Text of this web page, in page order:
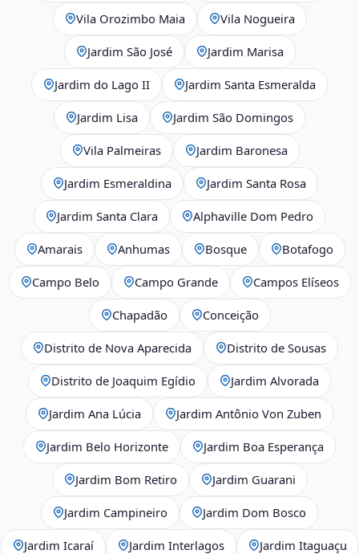
Vila Orozimbo Maia Vila Nogueira
Jardim São José Jardim Marisa
Jardim do Lago II Jardim Santa Esmeralda
Jardim Lisa Jardim São Domingos
Vila Palmeiras Jardim Baronesa
Jardim Esmeraldina Jardim Santa Rosa
Jardim Santa Clara Alphaville Dom Pedro
Amarais Anhumas Bosque Botafogo
Campo Belo Campo Grande Campos Elíseos
Chapadão Conceição
Distrito de Nova Aparecida Distrito de Sousas
Distrito de Joaquim Egídio Jardim Alvorada
Jardim Ana Lúcia Jardim Antônio Von Zuben
Jardim Belo Horizonte Jardim Boa Esperança
Jardim Bom Retiro Jardim Guarani
Jardim Campineiro Jardim Dom Bosco
Jardim Icaraí Jardim Interlagos Jardim Itaguaçu